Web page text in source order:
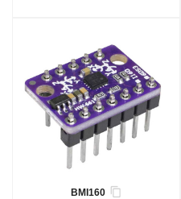
BMI160